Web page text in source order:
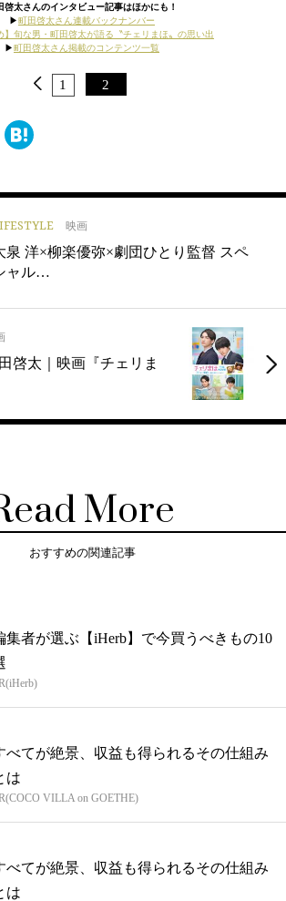
啓太さんのインタビュー記事はほかにも！
▶︎町田啓太さん連載バックナンバー
】旬な男・町田啓太が語る〝チェリまほ〟の思い出
▶︎町田啓太さん掲載のコンテンツ一覧
1 2
Line
映画
泉 洋×柳楽優弥×劇団ひとり監督 スペ
ャル…
啓太｜映画『チェリま
More
おすすめの関連記事
集者が選ぶ【iHerb】で今買うべきもの10
べてが絶景、収益も得られるその仕組み
は
VILLA on GOETHE)
べてが絶景、収益も得られるその仕組み
は